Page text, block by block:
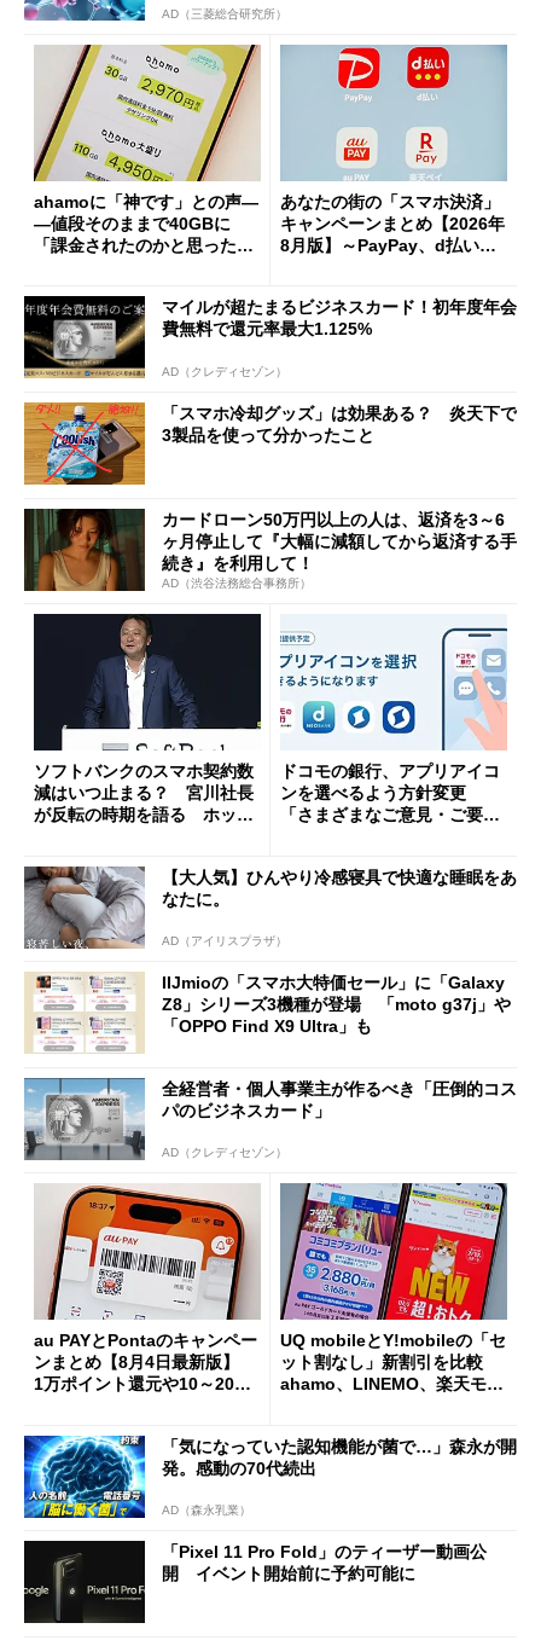
AD（三菱総合研究所）
ahamoに「神です」との声―
―値段そのままで40GBに
「課金されたのかと思った」
あなたの街の「スマホ決済」
キャンペーンまとめ【2026年
8月版】～PayPay、d払い、a
マイルが超たまるビジネスカード！初年度年会
費無料で還元率最大1.125%
AD（クレディセゾン）
「スマホ冷却グッズ」は効果ある？ 炎天下で
3製品を使って分かったこと
カードローン50万円以上の人は、返済を3～6
ヶ月停止して『大幅に減額してから返済する手
続き』を利用して！
AD（渋谷法務総合事務所）
ソフトバンクのスマホ契約数
減はいつ止まる？ 宮川社長
が反転の時期を語る ホッピ
ドコモの銀行、アプリアイコ
ンを選べるよう方針変更
「さまざまなご意見・ご要望
【大人気】ひんやり冷感寝具で快適な睡眠をあ
なたに。
AD（アイリスプラザ）
IIJmioの「スマホ大特価セール」に「Galaxy
Z8」シリーズ3機種が登場 「moto g37j」や
「OPPO Find X9 Ultra」も
全経営者・個人事業主が作るべき「圧倒的コス
パのビジネスカード」
AD（クレディセゾン）
au PAYとPontaのキャンペー
ンまとめ【8月4日最新版】
1万ポイント還元や10～20％
UQ mobileとY!mobileの「セ
ット割なし」新割引を比較
ahamo、LINEMO、楽天モバ
「気になっていた認知機能が菌で…」森永が開
発。感動の70代続出
AD（森永乳業）
「Pixel 11 Pro Fold」のティーザー動画公
開 イベント開始前に予約可能に